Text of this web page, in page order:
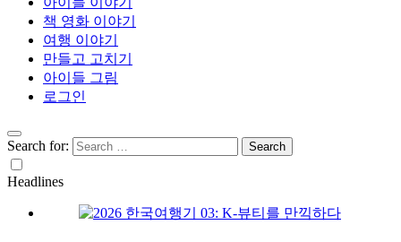
책 영화 이야기
여행 이야기
만들고 고치기
아이들 그림
로그인
Search for:
Headlines